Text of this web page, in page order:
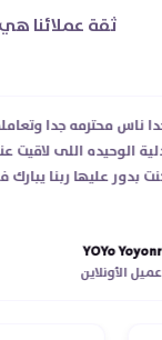
ثقة عملائنا
محترمه جدا
اللى لاقيت عنده
عليها ربنا يبارك فيكوا
YOYo